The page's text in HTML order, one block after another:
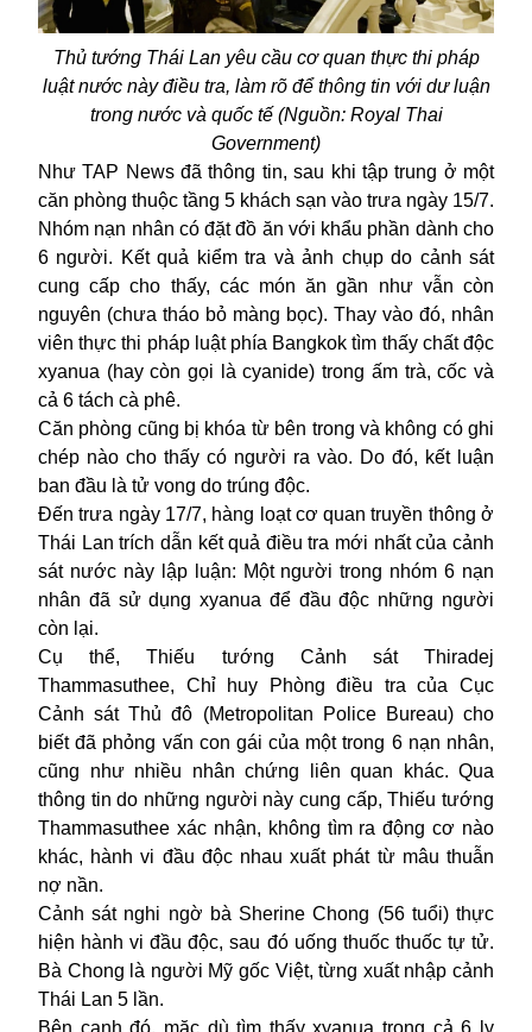
Thủ tướng Thái Lan yêu cầu cơ quan thực thi pháp
luật nước này điều tra, làm rõ để thông tin với dư luận
trong nước và quốc tế (Nguồn: Royal Thai
Government)
Như TAP News đã thông tin, sau khi tập trung ở một
căn phòng thuộc tầng 5 khách sạn vào trưa ngày 15/7.
Nhóm nạn nhân có đặt đồ ăn với khẩu phần dành cho
6 người. Kết quả kiểm tra và ảnh chụp do cảnh sát
cung cấp cho thấy, các món ăn gần như vẫn còn
nguyên (chưa tháo bỏ màng bọc). Thay vào đó, nhân
viên thực thi pháp luật phía Bangkok tìm thấy chất độc
xyanua (hay còn gọi là cyanide) trong ấm trà, cốc và
cả 6 tách cà phê.
Căn phòng cũng bị khóa từ bên trong và không có ghi
chép nào cho thấy có người ra vào. Do đó, kết luận
ban đầu là tử vong do trúng độc.
Đến trưa ngày 17/7, hàng loạt cơ quan truyền thông ở
Thái Lan trích dẫn kết quả điều tra mới nhất của cảnh
sát nước này lập luận: Một người trong nhóm 6 nạn
nhân đã sử dụng xyanua để đầu độc những người
còn lại.
Cụ thể, Thiếu tướng Cảnh sát Thiradej
Thammasuthee, Chỉ huy Phòng điều tra của Cục
Cảnh sát Thủ đô (Metropolitan Police Bureau) cho
biết đã phỏng vấn con gái của một trong 6 nạn nhân,
cũng như nhiều nhân chứng liên quan khác. Qua
thông tin do những người này cung cấp, Thiếu tướng
Thammasuthee xác nhận, không tìm ra động cơ nào
khác, hành vi đầu độc nhau xuất phát từ mâu thuẫn
nợ nần.
Cảnh sát nghi ngờ bà Sherine Chong (56 tuổi) thực
hiện hành vi đầu độc, sau đó uống thuốc thuốc tự tử.
Bà Chong là người Mỹ gốc Việt, từng xuất nhập cảnh
Thái Lan 5 lần.